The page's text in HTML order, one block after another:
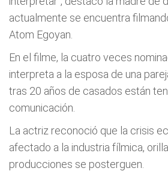
actualmente se encuentra
Atom Egoyan.
En el filme, la cuatro veces
interpreta a la esposa de una
tras 20 años de casados están
comunicación.
La actriz reconoció que la crisis
afectado a la industria fílmica,
producciones se posterguen.